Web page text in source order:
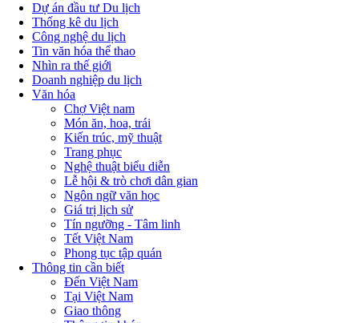
Dự án đầu tư Du lịch
Thống kê du lịch
Công nghệ du lịch
Tin văn hóa thể thao
Nhìn ra thế giới
Doanh nghiệp du lịch
Văn hóa
Chợ Việt nam
Món ăn, hoa, trái
Kiến trúc, mỹ thuật
Trang phục
Nghệ thuật biểu diễn
Lễ hội & trò chơi dân gian
Ngôn ngữ văn học
Giá trị lịch sử
Tín ngưỡng - Tâm linh
Tết Việt Nam
Phong tục tập quán
Thông tin cần biết
Đến Việt Nam
Tại Việt Nam
Giao thông